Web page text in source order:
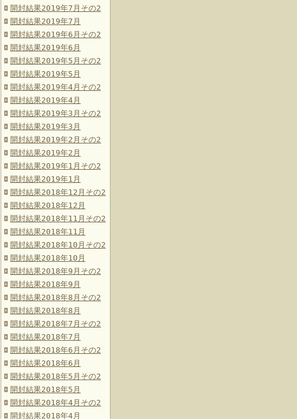
開封結果2019年7月その2
開封結果2019年7月
開封結果2019年6月その2
開封結果2019年6月
開封結果2019年5月その2
開封結果2019年5月
開封結果2019年4月その2
開封結果2019年4月
開封結果2019年3月その2
開封結果2019年3月
開封結果2019年2月その2
開封結果2019年2月
開封結果2019年1月その2
開封結果2019年1月
開封結果2018年12月その2
開封結果2018年12月
開封結果2018年11月その2
開封結果2018年11月
開封結果2018年10月その2
開封結果2018年10月
開封結果2018年9月その2
開封結果2018年9月
開封結果2018年8月その2
開封結果2018年8月
開封結果2018年7月その2
開封結果2018年7月
開封結果2018年6月その2
開封結果2018年6月
開封結果2018年5月その2
開封結果2018年5月
開封結果2018年4月その2
開封結果2018年4月